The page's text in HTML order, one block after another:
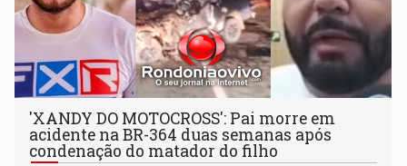
'XANDY DO MOTOCROSS': Pai morre em
acidente na BR-364 duas semanas após
condenação do matador do filho